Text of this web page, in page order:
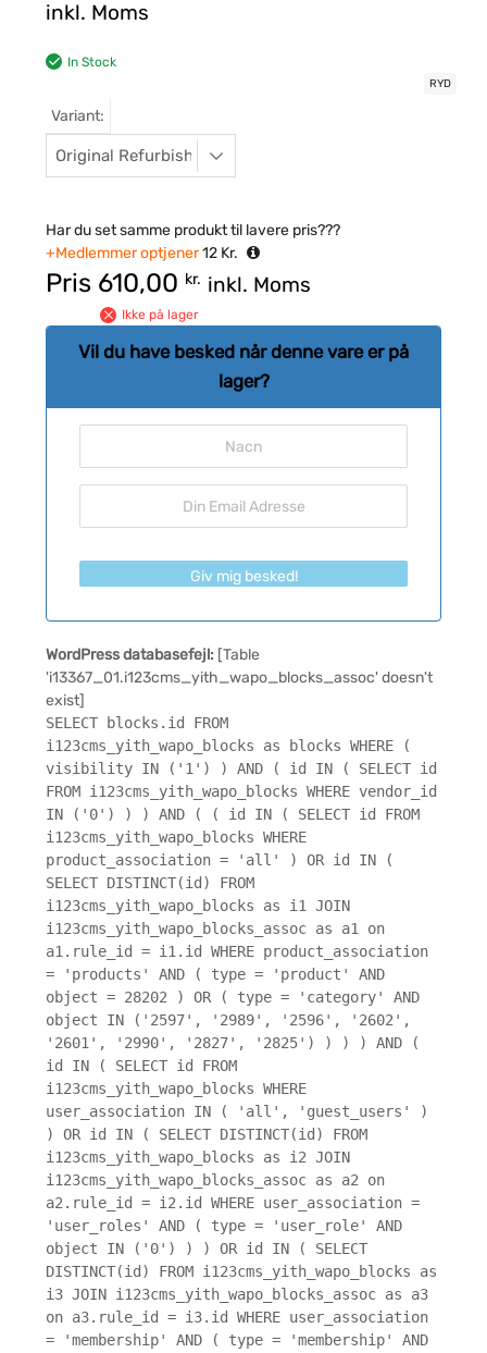
inkl. Moms
In Stock
Variant:
RYD
Har du set samme produkt til lavere pris???
+Medlemmer optjener12 Kr.
Pris 610,00 kr. inkl. Moms
Ikke på lager
Vil du have besked når denne vare er på
lager?
Giv mig besked!
WordPress databasefejl: [Table
'i13367_01.i123cms_yith_wapo_blocks_assoc' doesn't
exist]
SELECT blocks.id FROM
i123cms_yith_wapo_blocks as blocks WHERE (
visibility IN ('1') ) AND ( id IN ( SELECT id
FROM i123cms_yith_wapo_blocks WHERE vendor_id
IN ('0') ) ) AND ( ( id IN ( SELECT id FROM
i123cms_yith_wapo_blocks WHERE
product_association = 'all' ) OR id IN (
SELECT DISTINCT(id) FROM
i123cms_yith_wapo_blocks as i1 JOIN
i123cms_yith_wapo_blocks_assoc as a1 on
a1.rule_id = i1.id WHERE product_association
= 'products' AND ( type = 'product' AND
object = 28202 ) OR ( type = 'category' AND
object IN ('2597', '2989', '2596', '2602',
'2601', '2990', '2827', '2825') ) ) ) AND (
id IN ( SELECT id FROM
i123cms_yith_wapo_blocks WHERE
user_association IN ( 'all', 'guest_users' )
) OR id IN ( SELECT DISTINCT(id) FROM
i123cms_yith_wapo_blocks as i2 JOIN
i123cms_yith_wapo_blocks_assoc as a2 on
a2.rule_id = i2.id WHERE user_association =
'user_roles' AND ( type = 'user_role' AND
object IN ('0') ) ) OR id IN ( SELECT
DISTINCT(id) FROM i123cms_yith_wapo_blocks as
i3 JOIN i123cms_yith_wapo_blocks_assoc as a3
on a3.rule_id = i3.id WHERE user_association
= 'membership' AND ( type = 'membership' AND